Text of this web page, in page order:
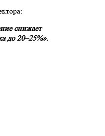
снижает
до 20–25%».